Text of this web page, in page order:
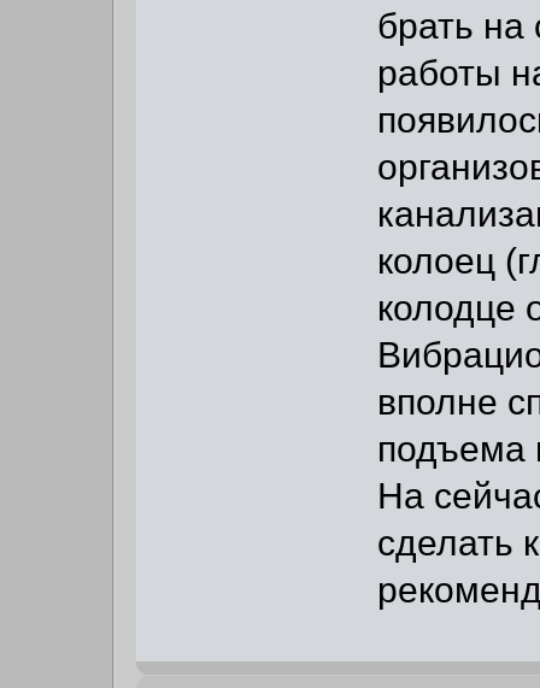
брать на
работы
колоец
колодце
вполне
подъема
На
сделать